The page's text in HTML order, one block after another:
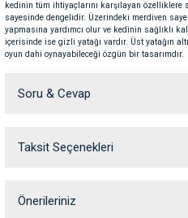
Su Kabları
Kemikleri
kedinin tüm ihtiyaçlarını karşılayan özelliklere
sayesinde dengelidir. Üzerindeki merdiven
yapmasına yardımcı olur ve kedinin sağlıklı
içerisinde ise gizli yatağı vardır. Üst yatağın
oyun dahi oynayabileceği özgün bir tasarımdır.
Soru & Cevap
Ürün hakkında henüz
Taksit Seçenekleri
Önerileriniz